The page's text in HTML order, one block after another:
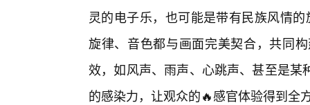
灵的电子乐，也可能是带有民族风情
旋律、音色都与画面完美契合，共同
效，如风声、雨声、心跳声、甚至是
的感染力，让观众的🔥感官体验得到全